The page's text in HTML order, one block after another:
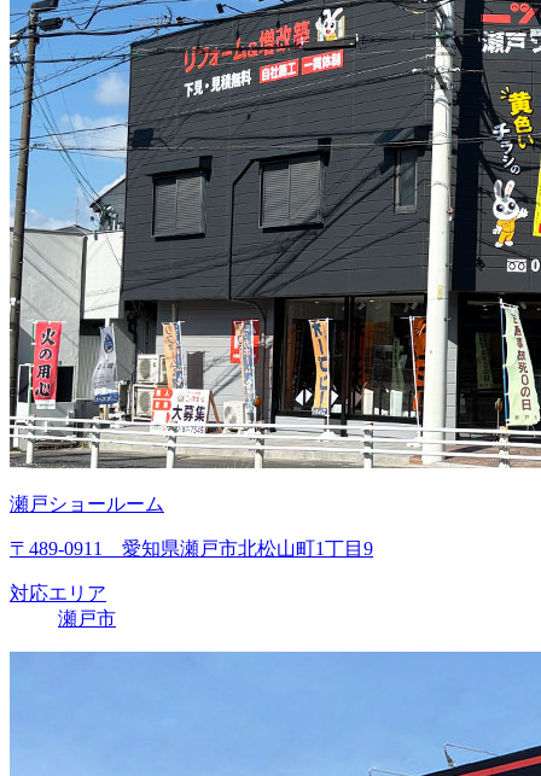
瀬戸ショールーム
〒489-0911 愛知県瀬戸市北松山町1丁目9
対応エリア
瀬戸市